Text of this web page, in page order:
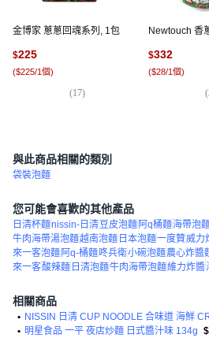
金博家 蔥蔥回魂系列, 1包
$225
($225/1個)
(17)
Newtouch 香
$332
($28/1個)
(
與此商品相關的類別
袋裝泡麵
您可能會喜歡的其他產品
日清杯麵nissin-日清豆皮泡麵阿q桶麵海帶泡
牛肉海帶湯泡麵越南泡麵 日本泡麵一度贊威力
來一客泡麵阿q-桶麵咚兵衛小碗泡麵農心炸醬
來一客酸辣麵 日清泡麵牛肉海帶泡麵維力炸醬
相關商品
• NISSIN 日清 CUP NOODLE 合味道 海鮮
• 明星食品 一平 夜店炒麵 日式醬汁味 134g